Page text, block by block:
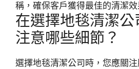
稱，確保客戶獲得最佳的清潔效
在選擇地毯清潔
注意哪些細節？
選擇地毯清潔公司時，您應關